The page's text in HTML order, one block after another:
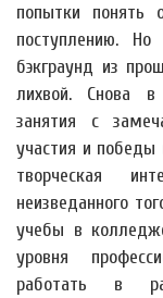
попытки
поступлению.
бэкграунд из
лихвой. Снова
занятия с
участия и победы
творческая
неизведанного
учебы в
уровня
работать в